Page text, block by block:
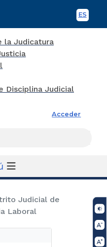
ES
Acceder
Judicial de
Laboral